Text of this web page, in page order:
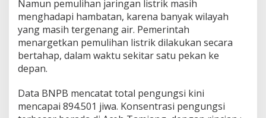
Namun pemulihan jaringan listrik masih
menghadapi hambatan, karena banyak wilayah
yang masih tergenang air. Pemerintah
menargetkan pemulihan listrik dilakukan secara
bertahap, dalam waktu sekitar satu pekan ke
depan.
Data BNPB mencatat total pengungsi kini
mencapai 894.501 jiwa. Konsentrasi pengungsi